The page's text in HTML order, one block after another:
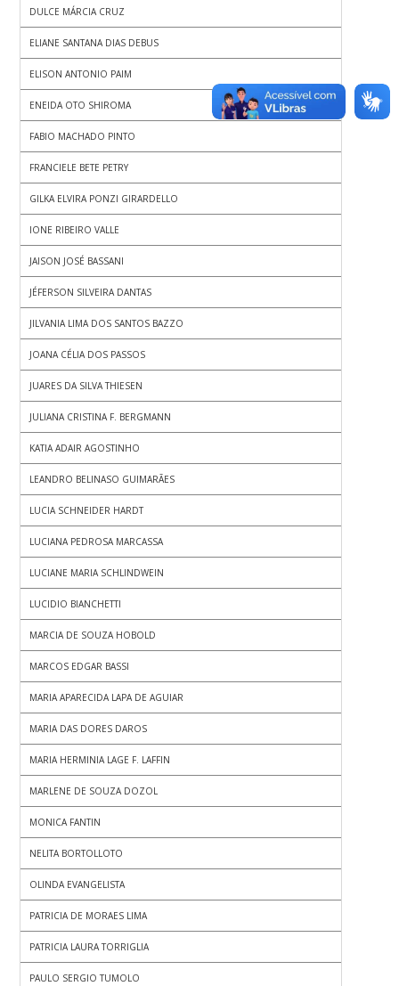
DULCE MÁRCIA CRUZ
ELIANE SANTANA DIAS DEBUS
ELISON ANTONIO PAIM
ENEIDA OTO SHIROMA
FABIO MACHADO PINTO
FRANCIELE BETE PETRY
GILKA ELVIRA PONZI GIRARDELLO
IONE RIBEIRO VALLE
JAISON JOSÉ BASSANI
JÉFERSON SILVEIRA DANTAS
JILVANIA LIMA DOS SANTOS BAZZO
JOANA CÉLIA DOS PASSOS
JUARES DA SILVA THIESEN
JULIANA CRISTINA F. BERGMANN
KATIA ADAIR AGOSTINHO
LEANDRO BELINASO GUIMARÃES
LUCIA SCHNEIDER HARDT
LUCIANA PEDROSA MARCASSA
LUCIANE MARIA SCHLINDWEIN
LUCIDIO BIANCHETTI
MARCIA DE SOUZA HOBOLD
MARCOS EDGAR BASSI
MARIA APARECIDA LAPA DE AGUIAR
MARIA DAS DORES DAROS
MARIA HERMINIA LAGE F. LAFFIN
MARLENE DE SOUZA DOZOL
MONICA FANTIN
NELITA BORTOLLOTO
OLINDA EVANGELISTA
PATRICIA DE MORAES LIMA
PATRICIA LAURA TORRIGLIA
PAULO SERGIO TUMOLO